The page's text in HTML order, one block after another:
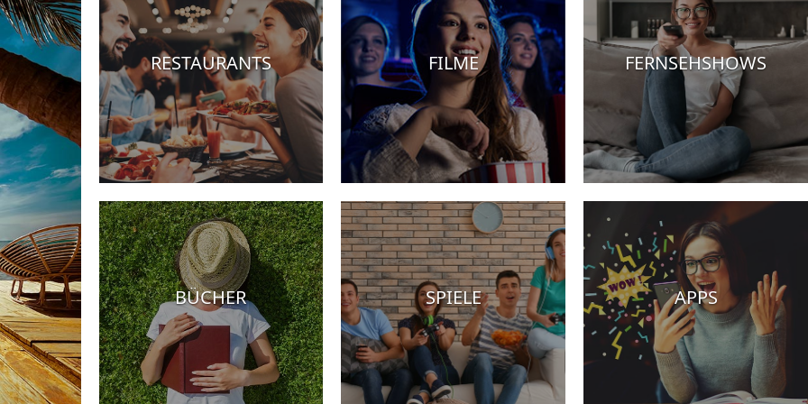
RESTAURANTS FILME FERNSEHSHOWS
BÜCHER SPIELE APPS